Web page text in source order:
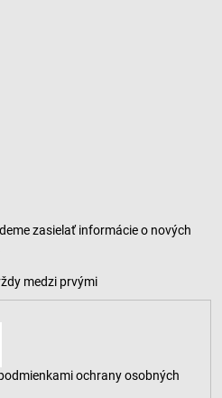
zasielať informácie o nových
ochrany osobných